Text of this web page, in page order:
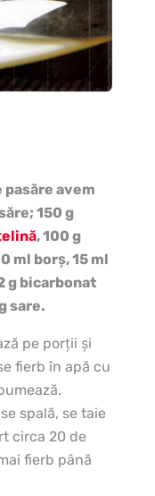
avem
150 g
, 100 g
ml borş, 15 ml
g bicarbonat
sare.
pe porţii şi
fierb în apă cu
spală, se taie
circa 20 de
fierb până